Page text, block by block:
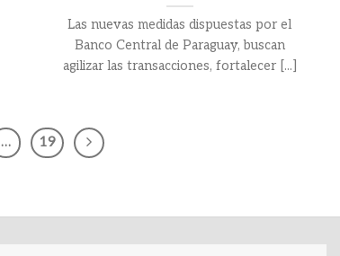
Las nuevas medidas dispuestas por el
Banco Central de Paraguay, buscan
agilizar las transacciones, fortalecer [...]
… 19